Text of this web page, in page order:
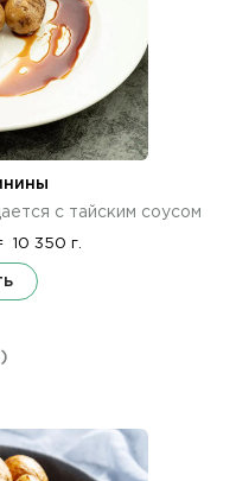
с тайским соусом
10 350 г.